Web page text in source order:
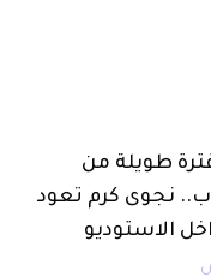
طويلة من
نجوى كرم تعود
الاستوديو